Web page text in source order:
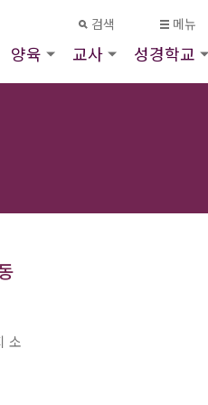
검색 메뉴
양육 교사 성경학교
소